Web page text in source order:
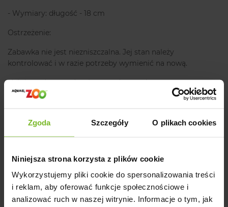
Zgoda Szczegóły O plikach cookies
Niniejsza strona korzysta z plików cookie
Wykorzystujemy pliki cookie do spersonalizowania treści
i reklam, aby oferować funkcje społecznościowe i
analizować ruch w naszej witrynie. Informacje o tym, jak
- Wymiary: długość - 18 cm
Ostrzeżenie:
Zabawka nie jest niezniszczalna. Jej stan należy
kontrolować i w razie potrzeby wymienić na nową.
Należy nadzorować zwierzę podczas zabawy.
Producent
Szczegóły produktu
Opinie